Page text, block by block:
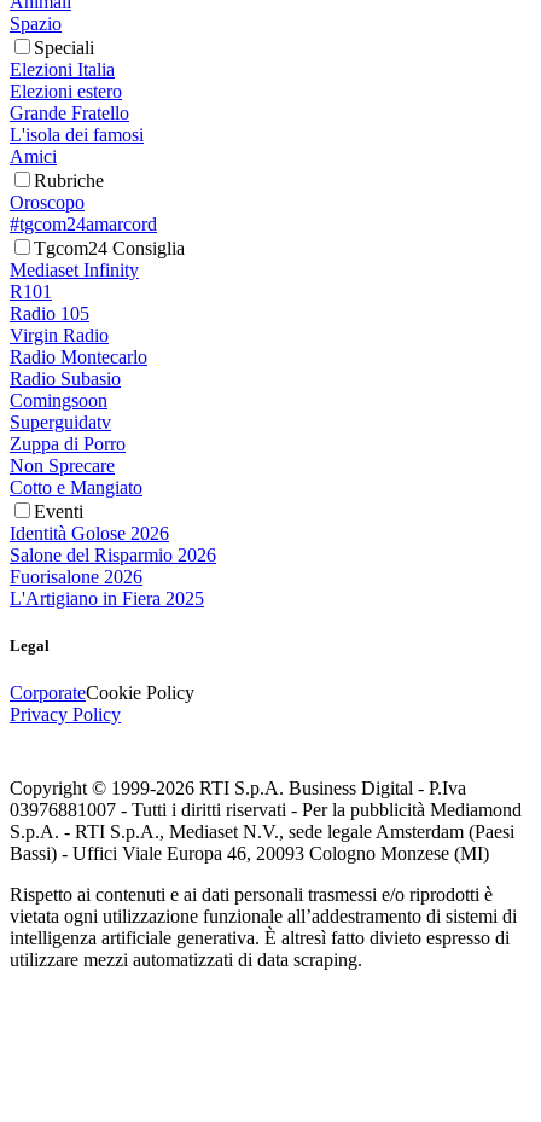
Spazio
Speciali
Elezioni Italia
Elezioni estero
Grande Fratello
L'isola dei famosi
Amici
Rubriche
Oroscopo
#tgcom24amarcord
Tgcom24 Consiglia
Mediaset Infinity
R101
Radio 105
Virgin Radio
Radio Montecarlo
Radio Subasio
Comingsoon
Superguidatv
Zuppa di Porro
Non Sprecare
Cotto e Mangiato
Eventi
Identità Golose 2026
Salone del Risparmio 2026
Fuorisalone 2026
L'Artigiano in Fiera 2025
Legal
CorporateCookie Policy
Privacy Policy
Copyright © 1999-2026 RTI S.p.A. Business Digital - P.Iva
03976881007 - Tutti i diritti riservati - Per la pubblicità Mediamond
S.p.A. - RTI S.p.A., Mediaset N.V., sede legale Amsterdam (Paesi
Bassi) - Uffici Viale Europa 46, 20093 Cologno Monzese (MI)
Rispetto ai contenuti e ai dati personali trasmessi e/o riprodotti è
vietata ogni utilizzazione funzionale all’addestramento di sistemi di
intelligenza artificiale generativa. È altresì fatto divieto espresso di
utilizzare mezzi automatizzati di data scraping.